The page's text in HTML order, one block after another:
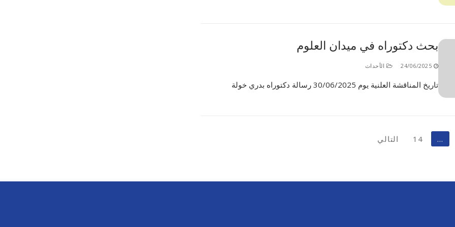
بحث دكتوراه في ميدان العلوم
24/06/2025 الأحداث
تاريخ المناقشة العلنية يوم 30/06/2025 رسالة دكتوراه بدري خولة
…
14 التالي